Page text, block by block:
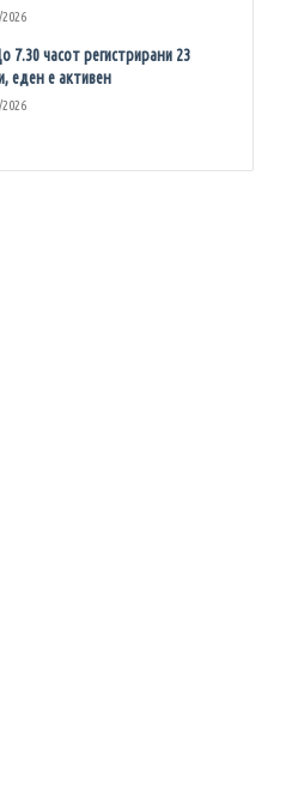
7.30 часот регистрирани 23
еден е активен